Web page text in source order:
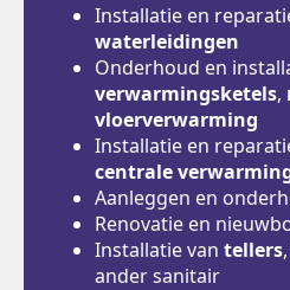
Installatie en
waterleidingen
Onderhoud en
verwarmingsketels,
vloerverwarming
Installatie en
centrale
Aanleggen en
Renovatie en
Installatie van tellers,
ander sanitair